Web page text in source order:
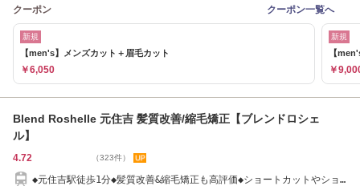
クーポン クーポン一覧へ
新規
【men's】メンズカット＋眉毛カット
￥6,050
新規
【
￥
Blend Roshelle 元住吉 髪質改善/縮毛矯正【ブレンドロシェ
ル】
4.72 （323件）
◆元住吉駅徒歩1分◆髪質改善&縮毛矯正も高評価◆ショートカットやショ